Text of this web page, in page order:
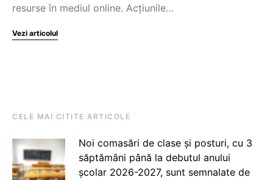
resurse în mediul online. Acțiunile…
Vezi articolul
CELE MAI CITITE ARTICOLE
Noi comasări de clase și posturi, cu 3
săptămâni până la debutul anului
școlar 2026-2027, sunt semnalate de